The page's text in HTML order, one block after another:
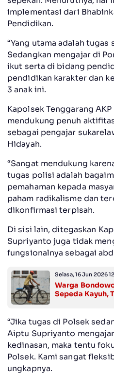
implementasi dari
Pendidikan.
“Yang utama adalah tugas
Sedangkan mengajar di
ikut serta di bidang
pendidikan karakter dan
3 anak ini.
Kapolsek Tenggarang
mendukung penuh
sebagai pengajar
Hidayah.
“Sangat mendukung
tugas polisi adalah
pemahaman kepada
paham radikalisme dan
dikonfirmasi terpisah.
Di sisi lain, ditegaskan
Supriyanto juga tidak
fungsionalnya sebagai
Selasa, 16 Jun 2026
Warga
Sepeda Kayuh,
“Jika tugas di Polsek
Aiptu Supriyanto
kedinasan, maka tentu
Polsek. Kami sangat
ungkapnya.